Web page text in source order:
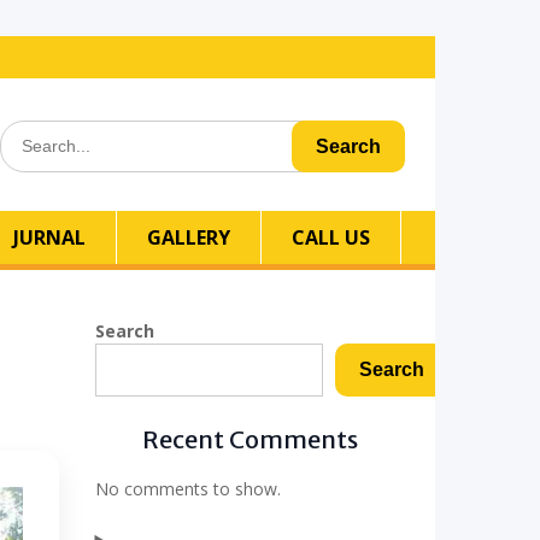
Search
for:
JURNAL GALLERY CALL US
Search
Search
Recent Comments
No comments to show.